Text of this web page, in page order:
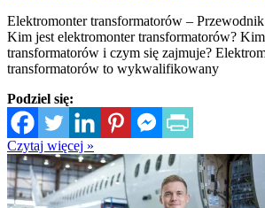
Elektromonter transformatorów –
Kim jest elektromonter transformatorów?
transformatorów i czym się zajmuje?
transformatorów to wykwalifikowany
Podziel się:
Czytaj więcej »